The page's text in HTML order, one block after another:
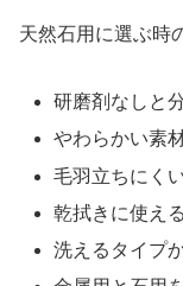
天然石用に選ぶ時
研磨剤なしと
やわらかい素
毛羽立ちにく
乾拭きに使える
洗えるタイプ